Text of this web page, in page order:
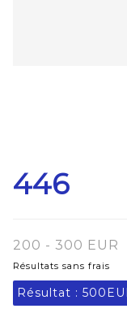
446
200 - 300 EUR
Résultats sans frais
Résultat :